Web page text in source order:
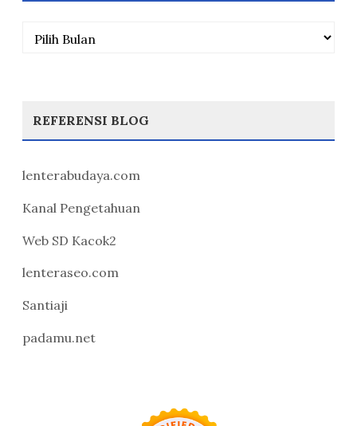
Arsip
REFERENSI BLOG
lenterabudaya.com
Kanal Pengetahuan
Web SD Kacok2
lenteraseo.com
Santiaji
padamu.net